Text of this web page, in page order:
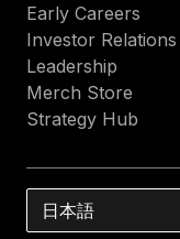
Early Careers
Investor Relations
Leadership
Merch Store
Strategy Hub
日本語